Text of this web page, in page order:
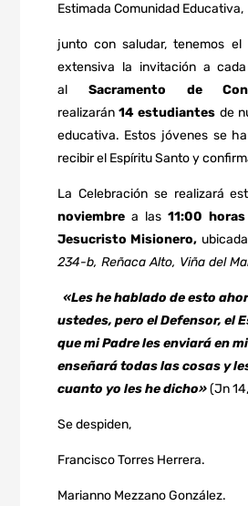
Estimada Comunidad Educativa,
junto con saludar, tenemos
extensiva la invitación a
alSacramento de
realizarán14 estudiantes de
educativa. Estos jóvenes se
recibir el Espíritu Santo y
La Celebración se realizará
noviembrea las 11:00
Jesucristo Misionero,
234-b, Reñaca Alto, Viña del
«Les he hablado de esto
ustedes, pero el Defensor, el
que mi Padre les enviará en
enseñará todas las cosas y
cuanto yo les he dicho»(Jn
Se despiden,
Francisco Torres Herrera.
Marianno Mezzano González.